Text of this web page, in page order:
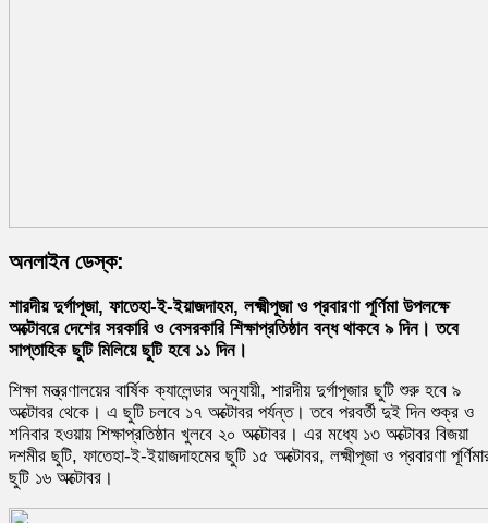
অনলাইন ডেস্ক:
শারদীয় দুর্গাপূজা, ফাতেহা-ই-ইয়াজদাহম, লক্ষ্মীপূজা ও প্রবারণা পূর্ণিমা উপলক্ষে
অক্টোবরে দেশের সরকারি ও বেসরকারি শিক্ষাপ্রতিষ্ঠান বন্ধ থাকবে ৯ দিন। তবে
সাপ্তাহিক ছুটি মিলিয়ে ছুটি হবে ১১ দিন।
শিক্ষা মন্ত্রণালয়ের বার্ষিক ক্যালেন্ডার অনুযায়ী, শারদীয় দুর্গাপূজার ছুটি শুরু হবে ৯
অক্টোবর থেকে। এ ছুটি চলবে ১৭ অক্টোবর পর্যন্ত। তবে পরবর্তী দুই দিন শুক্র ও
শনিবার হওয়ায় শিক্ষাপ্রতিষ্ঠান খুলবে ২০ অক্টোবর। এর মধ্যে ১৩ অক্টোবর বিজয়া
দশমীর ছুটি, ফাতেহা-ই-ইয়াজদাহমের ছুটি ১৫ অক্টোবর, লক্ষ্মীপূজা ও প্রবারণা
ছুটি ১৬ অক্টোবর।